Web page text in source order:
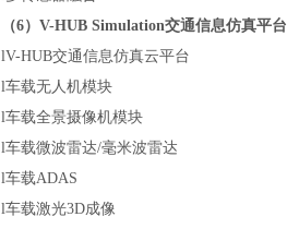
（6）V-HUB Simulation交通信息仿真平台
lV-HUB交通信息仿真云平台
l车载无人机模块
l车载全景摄像机模块
l车载微波雷达/毫米波雷达
l车载ADAS
l车载激光3D成像